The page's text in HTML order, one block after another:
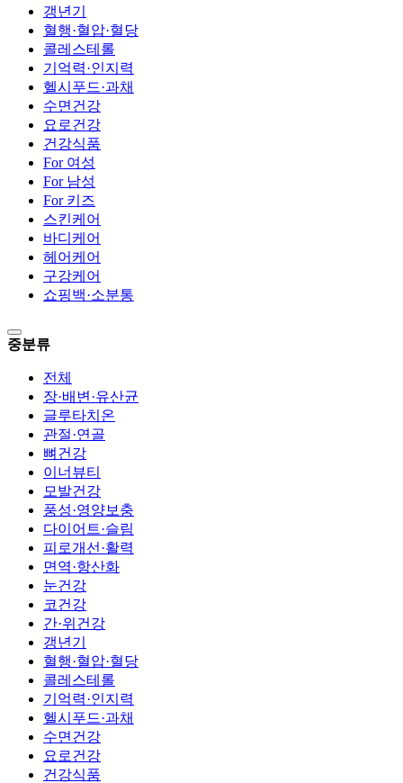
갱년기
혈행·혈압·혈당
콜레스테롤
기억력·인지력
헬시푸드·과채
수면건강
요로건강
건강식품
For 여성
For 남성
For 키즈
스킨케어
바디케어
헤어케어
구강케어
쇼핑백·소분통
중분류
전체
장·배변·유산균
글루타치온
관절·연골
뼈건강
이너뷰티
모발건강
풍성·영양보충
다이어트·슬림
피로개선·활력
면역·항산화
눈건강
코건강
간·위건강
갱년기
혈행·혈압·혈당
콜레스테롤
기억력·인지력
헬시푸드·과채
수면건강
요로건강
건강식품